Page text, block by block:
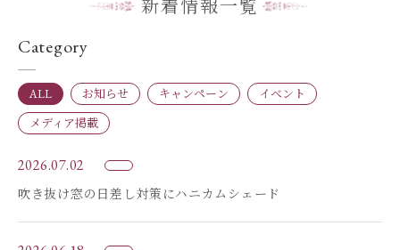
新着情報一覧
Category
ALL お知らせ キャンペーン
イベント
メディア掲載
2026.07.02
吹き抜け窓の日差し対策にハニカムシェード